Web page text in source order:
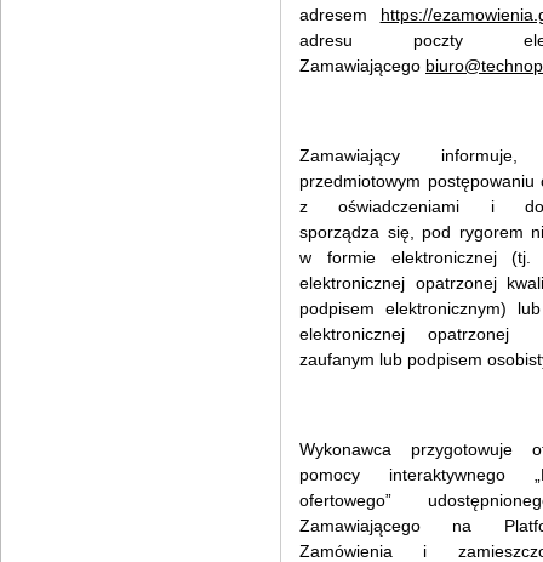
adresem https://
adresu poczty
Zamawiającego
Zamawiający
przedmiotowym postępowaniu
z oświadczeniami i
sporządza się, pod rygorem
w formie elektronicznej (tj.
elektronicznej opatrzonej
podpisem elektronicznym)
elektronicznej opatrzonej
zaufanym lub podpisem
Wykonawca przygotowuje
pomocy interaktywnego
ofertowego”
Zamawiającego na
Zamówienia i